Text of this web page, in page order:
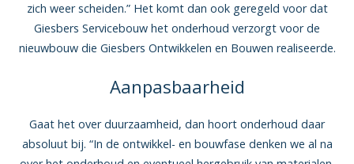
zich weer scheiden.” Het komt dan ook geregeld voor dat
Giesbers Servicebouw het onderhoud verzorgt voor de
nieuwbouw die Giesbers Ontwikkelen en Bouwen realiseerde.
Aanpasbaarheid
Gaat het over duurzaamheid, dan hoort onderhoud daar
absoluut bij. “In de ontwikkel- en bouwfase denken we al na